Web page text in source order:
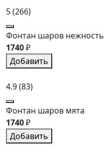
5(266)
Фонтан шаров нежность
1740₽
Добавить
4.9(83)
Фонтан шаров мята
1740₽
Добавить